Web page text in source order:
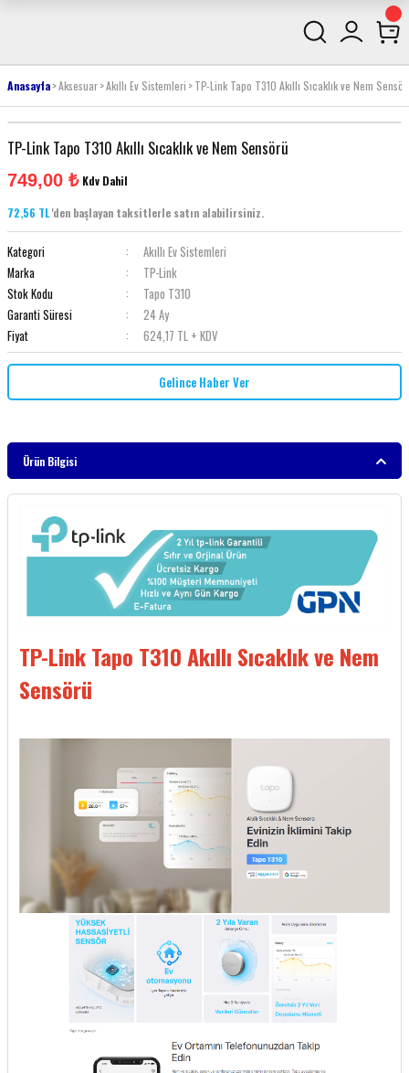
Anasayfa Aksesuar Akıllı Ev Sistemleri TP-Link Tapo T310 Akıllı Sıcaklık ve Nem
TP-Link Tapo T310 Akıllı Sıcaklık ve Nem Sensörü
749,00 ₺ Kdv Dahil
72,56 TL'den başlayan taksitlerle satın alabilirsiniz.
Kategori
Akıllı Ev Sistemleri
Marka
TP-Link
Stok Kodu
Tapo T310
Garanti Süresi
24 Ay
Fiyat
624,17 TL + KDV
Gelince Haber Ver
Ürün Bilgisi
TP-Link Tapo T310 Akıllı Sıcaklık ve Nem
Sensörü